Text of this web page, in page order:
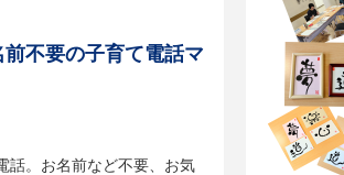
不要の子育て電話マ
話。お名前など不要、お気